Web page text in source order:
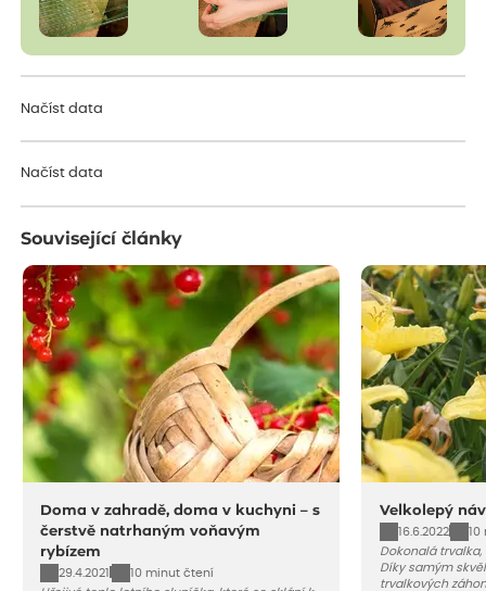
Načíst data
Načíst data
Související články
Doma v zahradě, doma v kuchyni – s
čerstvě natrhaným voňavým
rybízem
29.4.2021
10 minut čtení
Velkolepý
16.6.2022
10
Dokonalá
Díky samým
trvalkových